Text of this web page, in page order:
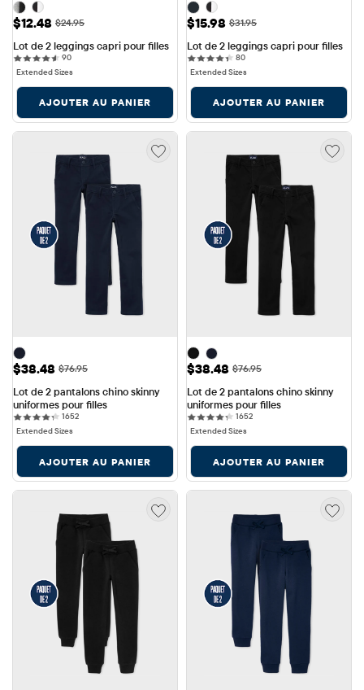
Prix ​​de vente: $12.48
$12.48 Prix ​​d'origine: $24.95
$24.95
Lot de 2 leggings capri pour filles
9090 reviews
Extended Sizes
AJOUTER AU PANIER
Prix ​​de vente: $15.98
$15.98 Prix ​​d'origine: $31.95
$31.95
Lot de 2 leggings capri pour filles
8080 reviews
Extended Sizes
AJOUTER AU PANIER
Prix ​​de vente: $38.48
$38.48 Prix ​​d'origine: $76.95
$76.95
Lot de 2 pantalons chino skinny
uniformes pour filles
16521652 reviews
Extended Sizes
AJOUTER AU PANIER
Prix ​​de vente: $38.48
$38.48 Prix ​​d'origine: $76.95
$76.95
Lot de 2 pantalons chino skinny
uniformes pour filles
16521652 reviews
Extended Sizes
AJOUTER AU PANIER